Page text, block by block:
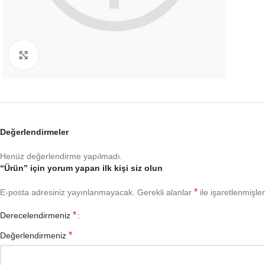
Değerlendirmeler
Henüz değerlendirme yapılmadı.
“Ürün” için yorum yapan ilk kişi siz olun
E-posta adresiniz yayınlanmayacak. Gerekli alanlar * ile
Derecelendirmeniz *
Değerlendirmeniz *